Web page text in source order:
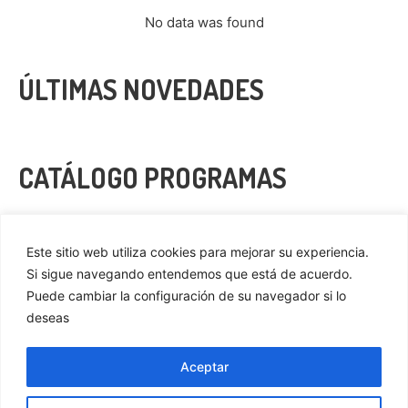
Este sitio web utiliza cookies para mejorar su experiencia.
Si sigue navegando entendemos que está de acuerdo.
Puede cambiar la configuración de su navegador si lo
deseas
Aceptar
No data was found
ÚLTIMAS NOVEDADES
CATÁLOGO PROGRAMAS
Cookies
Aviso Legal